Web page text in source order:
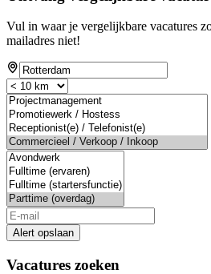
Vul in waar je vergelijkbare vacatures
mailadres niet!
Alert opslaan
Vacatures zoeken